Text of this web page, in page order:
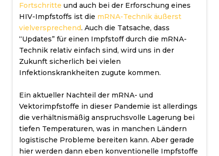
Fortschritte und auch bei der Erforschung eines
HIV-Impfstoffs ist die mRNA-Technik äußerst
vielversprechend. Auch die Tatsache, dass
“Updates” für einen Impfstoff durch die mRNA-
Technik relativ einfach sind, wird uns in der
Zukunft sicherlich bei vielen
Infektionskrankheiten zugute kommen.
Ein aktueller Nachteil der mRNA- und
Vektorimpfstoffe in dieser Pandemie ist allerdings
die verhältnismäßig anspruchsvolle Lagerung bei
tiefen Temperaturen, was in manchen Ländern
logistische Probleme bereiten kann. Aber gerade
hier werden dann eben konventionelle Impfstoffe